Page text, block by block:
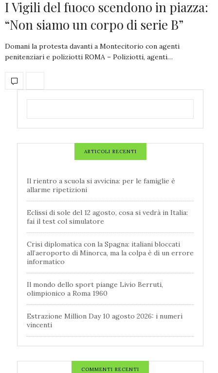
I Vigili del fuoco scendono in piazza:
“Non siamo un corpo di serie B”
Domani la protesta davanti a Montecitorio con agenti
penitenziari e poliziotti ROMA – Poliziotti, agenti…
ARTICOLI RECENTI
Il rientro a scuola si avvicina: per le famiglie è
allarme ripetizioni
Eclissi di sole del 12 agosto, cosa si vedrà in Italia:
fai il test col simulatore
Crisi diplomatica con la Spagna: italiani bloccati
all’aeroporto di Minorca, ma la colpa è di un errore
informatico
Il mondo dello sport piange Livio Berruti,
olimpionico a Roma 1960
Estrazione Million Day 10 agosto 2026: i numeri
vincenti
COMMENTI RECENTI